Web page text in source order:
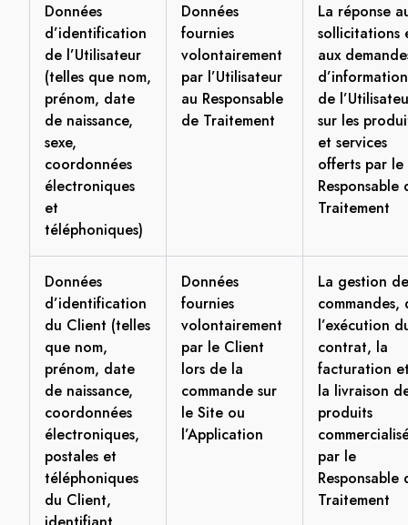
Données
d’identification
de l’Utilisateur
(telles que nom,
prénom, date
de naissance,
sexe,
coordonnées
électroniques
et
téléphoniques)
Données
fournies
volontairement
par l’Utilisateur
au Responsable
de Traitement
La réponse
sollicitations
aux
de
sur les
et services
offerts par le
Responsable
Traitement
Données
d’identification
du Client (telles
que nom,
prénom, date
de naissance,
coordonnées
électroniques,
postales et
téléphoniques
du Client,
Données
fournies
volontairement
par le Client
lors de la
commande sur
le Site ou
l’Application
La gestion
commandes,
l’exécution
contrat, la
facturation
la livraison
produits
par le
Responsable
Traitement